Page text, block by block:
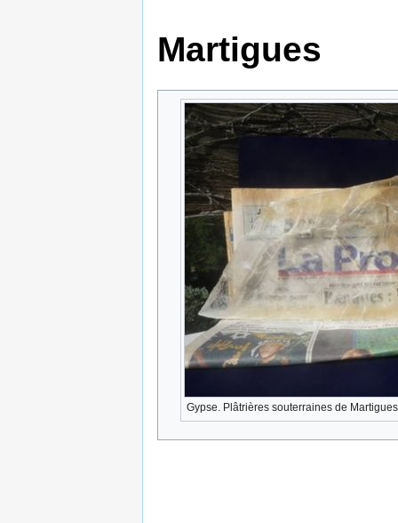
Martigues
Gypse. Plâtrières souterraines de